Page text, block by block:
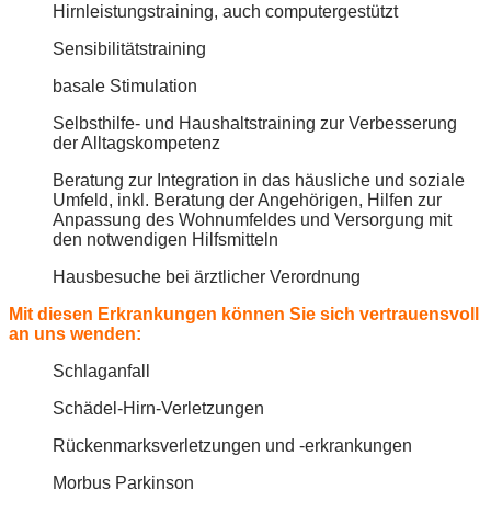
Hirnleistungstraining, auch computergestützt
Sensibilitätstraining
basale Stimulation
Selbsthilfe- und Haushaltstraining zur Verbesserung
der Alltagskompetenz
Beratung zur Integration in das häusliche und soziale
Umfeld, inkl. Beratung der Angehörigen, Hilfen zur
Anpassung des Wohnumfeldes und Versorgung mit
den notwendigen Hilfsmitteln
Hausbesuche bei ärztlicher Verordnung
Mit diesen Erkrankungen können Sie sich vertrauensvoll
an uns wenden:
Schlaganfall
Schädel-Hirn-Verletzungen
Rückenmarksverletzungen und -erkrankungen
Morbus Parkinson